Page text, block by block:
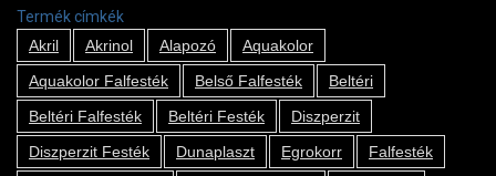
Termék címkék
Akril
Akrinol Alapozó
Aquakolor
Aquakolor Falfesték
Belső Falfesték
Beltéri
Beltéri Falfesték
Beltéri Festék
Diszperzit
Diszperzit Festék
Dunaplaszt Egrokorr
Falfesték